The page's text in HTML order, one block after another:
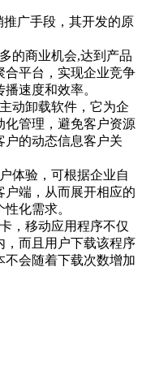
广手段，其开发的原
的商业机会,达到产品
合平台，实现企业竞争
速度和效率。
动卸载软件，它为企
化管理，避免客户资源
户的动态信息客户关
体验，可根据企业自
端，从而展开相应的
化需求。
，移动应用程序不仅
，而且用户下载该程序
不会随着下载次数增加